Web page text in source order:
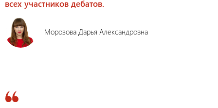
всех участников дебатов.
Морозова Дарья Александровна